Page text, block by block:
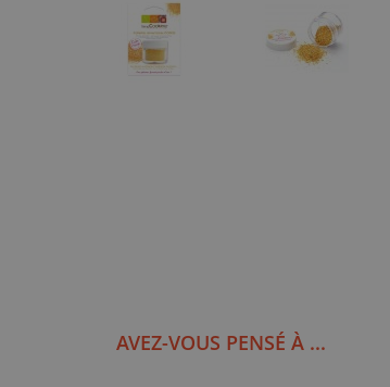
AVEZ-VOUS PENSÉ À ...